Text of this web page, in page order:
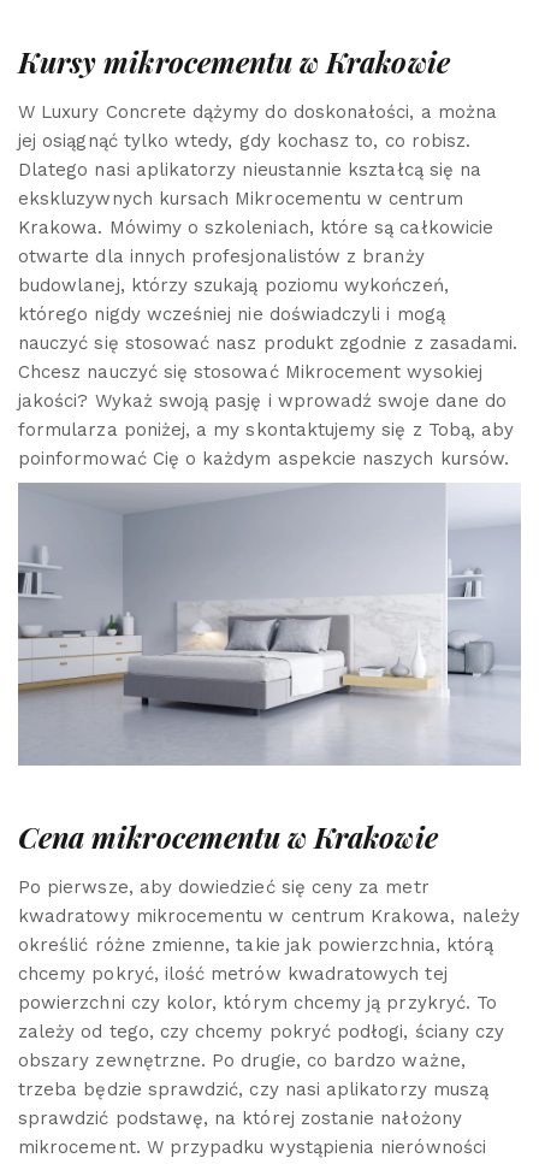
Kursy mikrocementu w Krakowie
W Luxury Concrete dążymy do doskonałości, a można
jej osiągnąć tylko wtedy, gdy kochasz to, co robisz.
Dlatego nasi aplikatorzy nieustannie kształcą się na
ekskluzywnych kursach Mikrocementu w centrum
Krakowa. Mówimy o szkoleniach, które są całkowicie
otwarte dla innych profesjonalistów z branży
budowlanej, którzy szukają poziomu wykończeń,
którego nigdy wcześniej nie doświadczyli i mogą
nauczyć się stosować nasz produkt zgodnie z zasadami.
Chcesz nauczyć się stosować Mikrocement wysokiej
jakości? Wykaż swoją pasję i wprowadź swoje dane do
formularza poniżej, a my skontaktujemy się z Tobą, aby
poinformować Cię o każdym aspekcie naszych kursów.
Cena mikrocementu w Krakowie
Po pierwsze, aby dowiedzieć się ceny za metr
kwadratowy mikrocementu w centrum Krakowa, należy
określić różne zmienne, takie jak powierzchnia, którą
chcemy pokryć, ilość metrów kwadratowych tej
powierzchni czy kolor, którym chcemy ją przykryć. To
zależy od tego, czy chcemy pokryć podłogi, ściany czy
obszary zewnętrzne. Po drugie, co bardzo ważne,
trzeba będzie sprawdzić, czy nasi aplikatorzy muszą
sprawdzić podstawę, na której zostanie nałożony
mikrocement. W przypadku wystąpienia nierówności